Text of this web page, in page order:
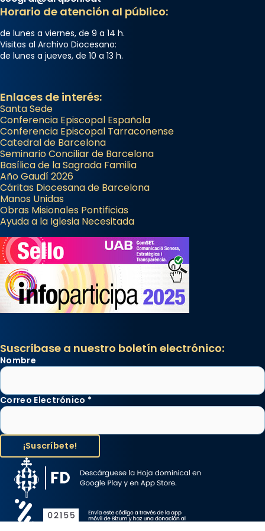
Horario de atención al público:
de lunes a viernes, de 9 a 14 h.
Visitas al Archivo Diocesano:
de lunes a jueves, de 10 a 13 h.
Enlaces de interés:
Santa Sede
Conferencia Episcopal Española
Conferencia Episcopal Tarraconense
Catedral de Barcelona
Seminario Conciliar de Barcelona
Basílica de la Sagrada Familia
Año Gaudí 2026
Cáritas Diocesana de Barcelona
Manos Unidas
Obras Misionales Pontificias
Ayuda a la Iglesia Necesitada
Suscríbase a nuestro boletín electrónico:
Nombre
Correo Electrónico *